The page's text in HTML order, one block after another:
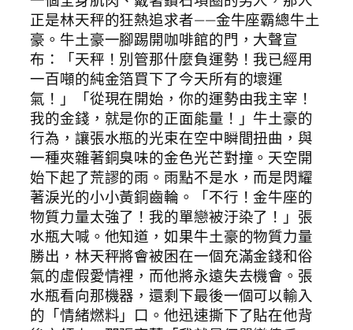
正是林天秤的狂熱追求者——金牛座霸總牛土
豪。牛土豪一腳踢開咖啡館的門，大聲宣
布：「天秤！別管那什麼負運勢！我已經用
一百噸的純金箔買下了今天所有的壞運
氣！」「從現在開始，你的運勢由我主宰！
我的金錢，就是你的正面能量！」牛土豪的
行為，讓張水瓶的光束在空中瞬間扭曲，與
一種夾雜著銅臭味的金色光芒對撞。天空開
始下起了荒謬的雨。雨點不是水，而是閃耀
著淚光的小小黃銅齒輪。「不行！金牛座的
物質力量太強了！我的單戀被汙染了！」張
水瓶大喊。他知道，如果牛土豪的物質力量
勝出，林天秤將會被困在一個充滿金錢和俗
氣的虛假愛情裡，而他將永遠失去機會。張
水瓶看向那機器，還剩下最後一個可以輸入
的「情緒燃料」口。他迅速撕下了貼在他背